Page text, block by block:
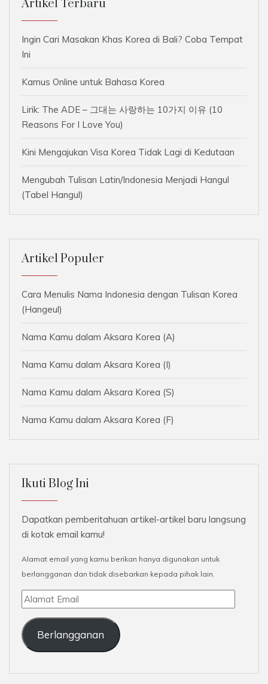
Artikel Terbaru
Ingin Cari Masakan Khas Korea di Bali? Coba Tempat
Ini
Kamus Online untuk Bahasa Korea
Lirik: The ADE – 그대는 사랑하는 10가지 이유 (10
Reasons For I Love You)
Kini Mengajukan Visa Korea Tidak Lagi di Kedutaan
Mengubah Tulisan Latin/Indonesia Menjadi Hangul
(Tabel Hangul)
Artikel Populer
Cara Menulis Nama Indonesia dengan Tulisan Korea
(Hangeul)
Nama Kamu dalam Aksara Korea (A)
Nama Kamu dalam Aksara Korea (I)
Nama Kamu dalam Aksara Korea (S)
Nama Kamu dalam Aksara Korea (F)
Ikuti Blog Ini
Dapatkan pemberitahuan artikel-artikel baru langsung
di kotak email kamu!
Alamat email yang kamu berikan hanya digunakan untuk
berlangganan dan tidak disebarkan kepada pihak lain.
Alamat
Email
Berlangganan